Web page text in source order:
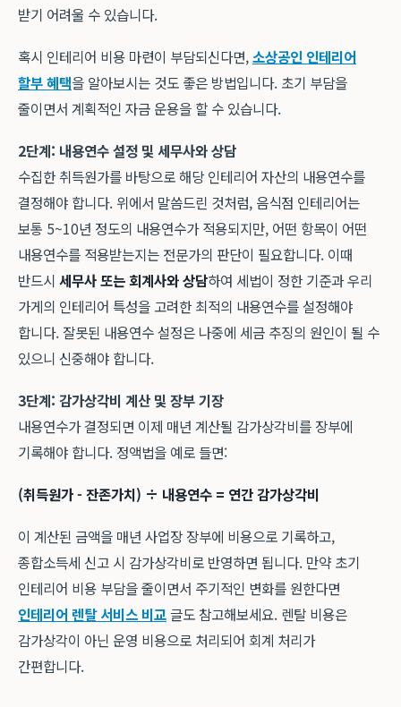
받기 어려울 수 있습니다.
혹시 인테리어 비용 마련이 부담되신다면,소상공인 인테리어
할부 혜택을 알아보시는 것도 좋은 방법입니다. 초기 부담을
줄이면서 계획적인 자금 운용을 할 수 있습니다.
2단계: 내용연수 설정 및 세무사와 상담
수집한 취득원가를 바탕으로 해당 인테리어 자산의 내용연수를
결정해야 합니다. 위에서 말씀드린 것처럼, 음식점 인테리어는
보통 5~10년 정도의 내용연수가 적용되지만, 어떤 항목이 어떤
내용연수를 적용받는지는 전문가의 판단이 필요합니다. 이때
반드시 세무사 또는 회계사와 상담하여 세법이 정한 기준과 우리
가게의 인테리어 특성을 고려한 최적의 내용연수를 설정해야
합니다. 잘못된 내용연수 설정은 나중에 세금 추징의 원인이 될 수
있으니 신중해야 합니다.
3단계: 감가상각비 계산 및 장부 기장
내용연수가 결정되면 이제 매년 계산될 감가상각비를 장부에
기록해야 합니다. 정액법을 예로 들면:
(취득원가 - 잔존가치) ÷ 내용연수 = 연간 감가상각비
이 계산된 금액을 매년 사업장 장부에 비용으로 기록하고,
종합소득세 신고 시 감가상각비로 반영하면 됩니다. 만약 초기
인테리어 비용 부담을 줄이면서 주기적인 변화를 원한다면
인테리어 렌탈 서비스 비교 글도 참고해보세요. 렌탈 비용은
감가상각이 아닌 운영 비용으로 처리되어 회계 처리가
간편합니다.